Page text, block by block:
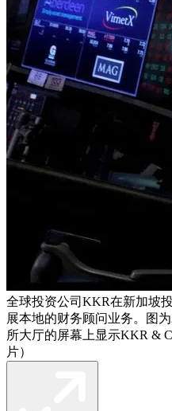
全球投资公司KKR在新加坡
展本地的财务顾问业务。图
所大厅的屏幕上显示KKR &
片）